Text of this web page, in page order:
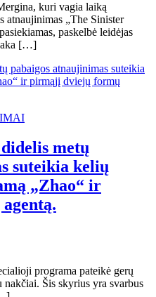
kuri vagia laiką
atnaujinimas „The Sinister
paskelbė leidėjas
[…]
metų
suteikia kelių
„Zhao“ ir
programa pateikė gerų
Šis skyrius yra svarbus